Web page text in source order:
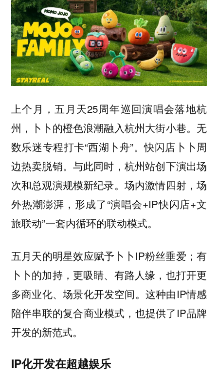
上个月，五月天25周年巡回演唱会落地杭
州，卜卜的橙色浪潮融入杭州大街小巷。无
数乐迷专程打卡“西湖卜舟”。快闪店卜卜周
边热卖脱销。与此同时，杭州站创下演出场
次和总观演规模新纪录。场内激情四射，场
外热潮澎湃，形成了“演唱会+IP快闪店+文
旅联动”一套内循环的联动模式。
五月天的明星效应赋予卜卜IP粉丝垂爱；有
卜卜的加持，更吸睛、有路人缘，也打开更
多商业化、场景化开发空间。这种由IP情感
陪伴串联的复合商业模式，也提供了IP品牌
开发的新范式。
IP化开发在超越娱乐